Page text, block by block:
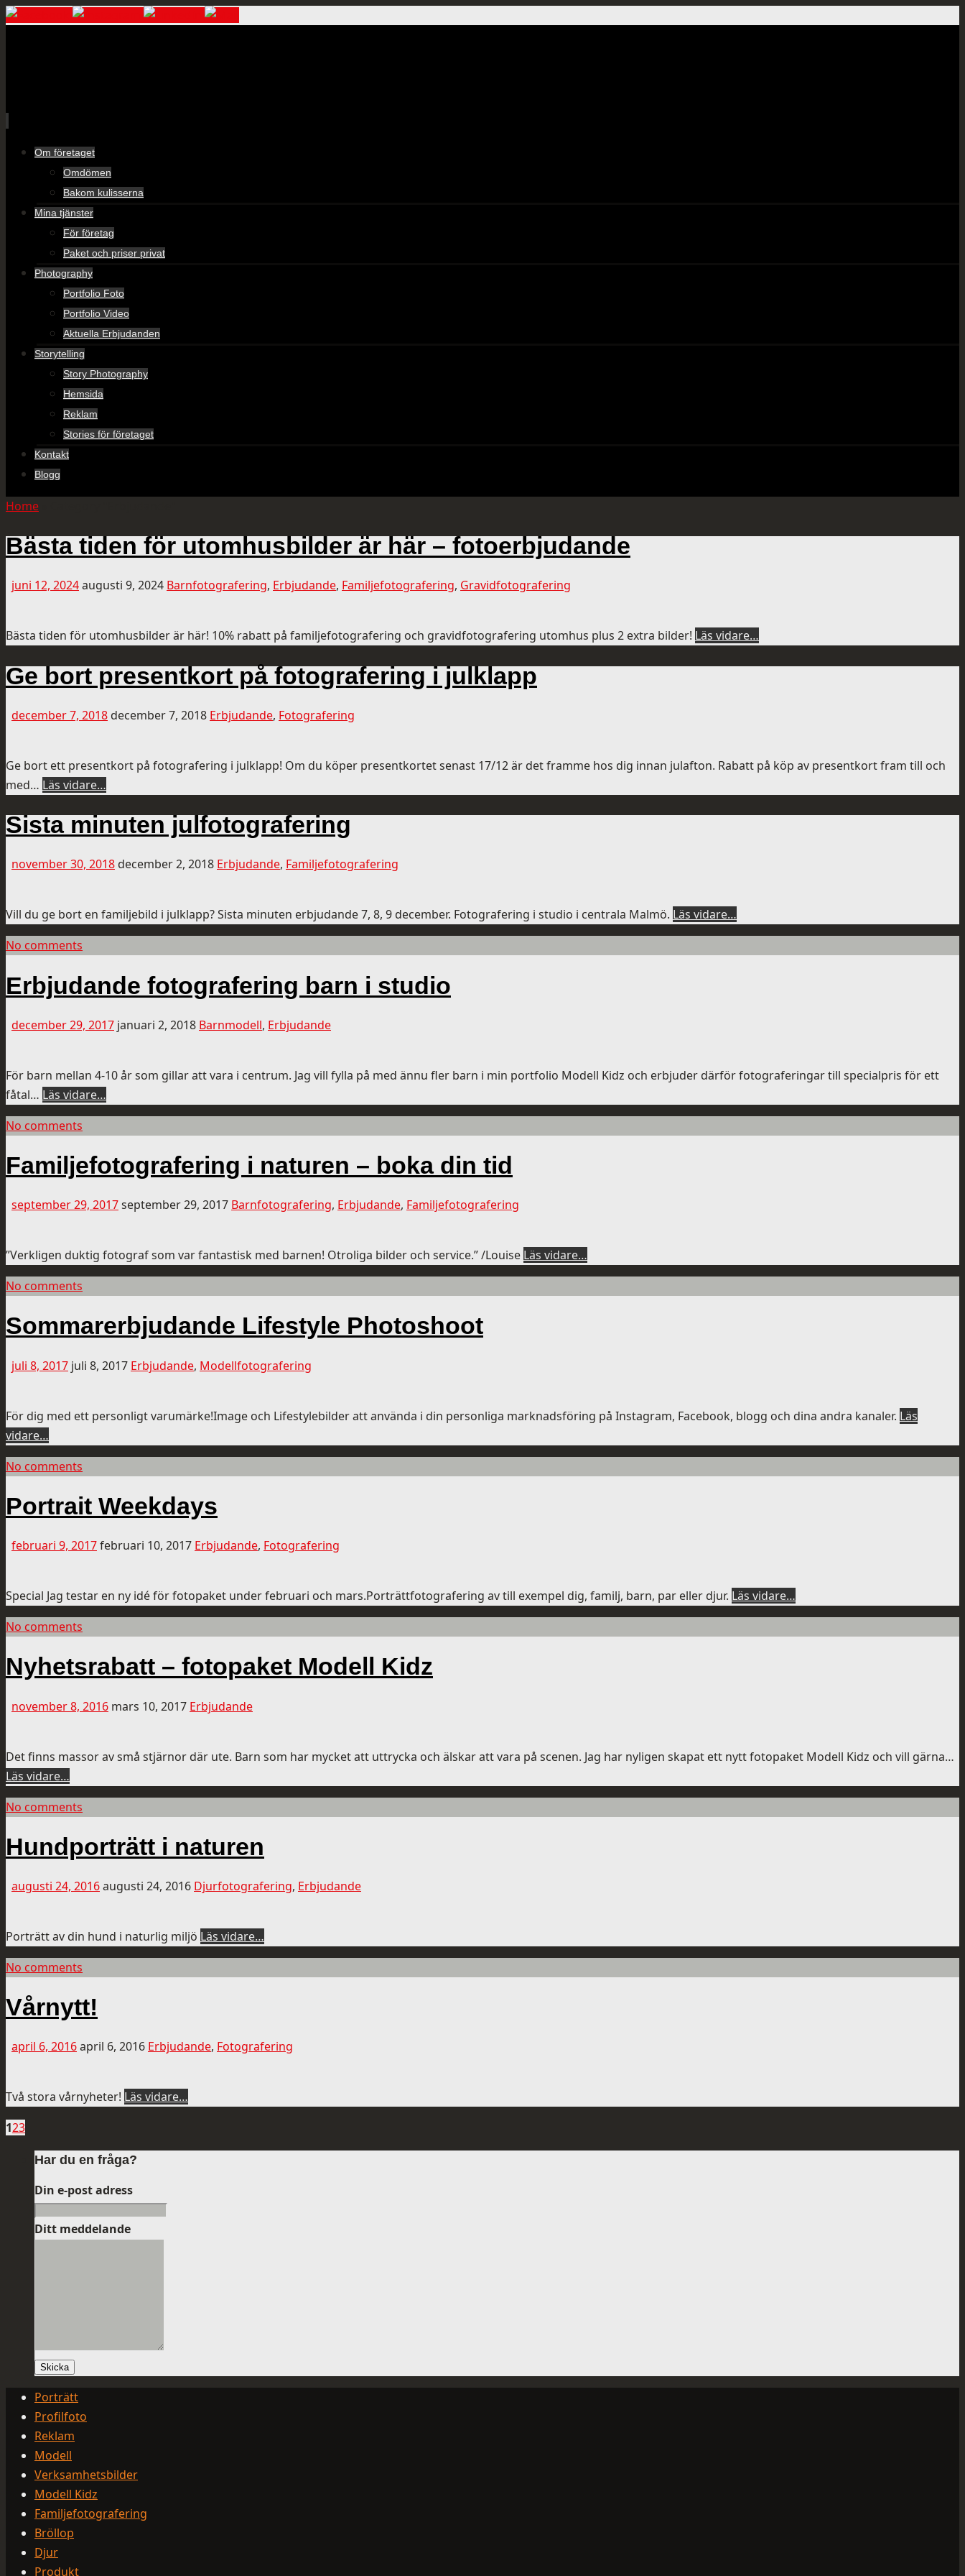
Skip
Om företaget
Omdömen
Bakom kulisserna
Mina tjänster
För företag
Paket och priser privat
Photography
Portfolio Foto
Portfolio Video
Aktuella Erbjudanden
Storytelling
Story Photography
Hemsida
Reklam
Stories för företaget
Kontakt
Blogg
Home
Bästa tiden för utomhusbilder är här – fotoerbjudande
juni 12, 2024augusti 9, 2024 Barnfotografering, Erbjudande, Familjefotografering, Gravidfotografering
Bästa tiden för utomhusbilder är här! 10% rabatt på familjefotografering och gravidfotografering utomhus plus 2 extra bilder! Läs vidare…
Ge bort presentkort på fotografering i julklapp
december 7, 2018 december 7, 2018 Erbjudande, Fotografering
Ge bort ett presentkort på fotografering i julklapp! Om du köper presentkortet senast 17/12 är det framme hos dig innan julafton. Rabatt på köp av presentkort fram till och
med… Läs vidare…
Sista minuten julfotografering
november 30, 2018 december 2, 2018 Erbjudande, Familjefotografering
Vill du ge bort en familjebild i julklapp? Sista minuten erbjudande 7, 8, 9 december. Fotografering i studio i centrala Malmö. Läs vidare…
No comments
Erbjudande fotografering barn i studio
december 29, 2017 januari 2, 2018 Barnmodell, Erbjudande
För barn mellan 4-10 år som gillar att vara i centrum. Jag vill fylla på med ännu fler barn i min portfolio Modell Kidz och erbjuder därför fotograferingar till specialpris för ett
fåtal… Läs vidare…
No comments
Familjefotografering i naturen – boka din tid
september 29, 2017september 29, 2017 Barnfotografering, Erbjudande, Familjefotografering
”Verkligen duktig fotograf som var fantastisk med barnen! Otroliga bilder och service.” /Louise Läs vidare…
No comments
Sommarerbjudande Lifestyle Photoshoot
juli 8, 2017 juli 8, 2017 Erbjudande, Modellfotografering
För dig med ett personligt varumärke!Image och Lifestylebilder att använda i din personliga marknadsföring på Instagram, Facebook, blogg och dina andra kanaler. Läs
vidare…
No comments
Portrait Weekdays
februari 9, 2017februari 10, 2017 Erbjudande, Fotografering
Special Jag testar en ny idé för fotopaket under februari och mars.Porträttfotografering av till exempel dig, familj, barn, par eller djur. Läs vidare…
No comments
Nyhetsrabatt – fotopaket Modell Kidz
november 8, 2016 mars 10, 2017 Erbjudande
Det finns massor av små stjärnor där ute. Barn som har mycket att uttrycka och älskar att vara på scenen. Jag har nyligen skapat ett nytt fotopaket Modell Kidz och vill gärna…
Läs vidare…
No comments
Hundporträtt i naturen
augusti 24, 2016augusti 24, 2016 Djurfotografering, Erbjudande
Porträtt av din hund i naturlig miljö Läs vidare…
No comments
Vårnytt!
april 6, 2016april 6, 2016 Erbjudande, Fotografering
Två stora vårnyheter! Läs vidare…
123
Har du en fråga?
Din e-post adress
Ditt meddelande
Skicka
Porträtt
Profilfoto
Reklam
Modell
Verksamhetsbilder
Modell Kidz
Familjefotografering
Bröllop
Djur
Produkt